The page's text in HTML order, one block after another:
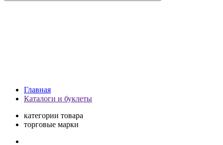
Главная
Каталоги и буклеты
категории товара
торговые марки